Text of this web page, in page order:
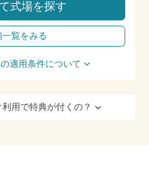
式場を探す
一覧をみる
適用条件について
用で特典が付くの？